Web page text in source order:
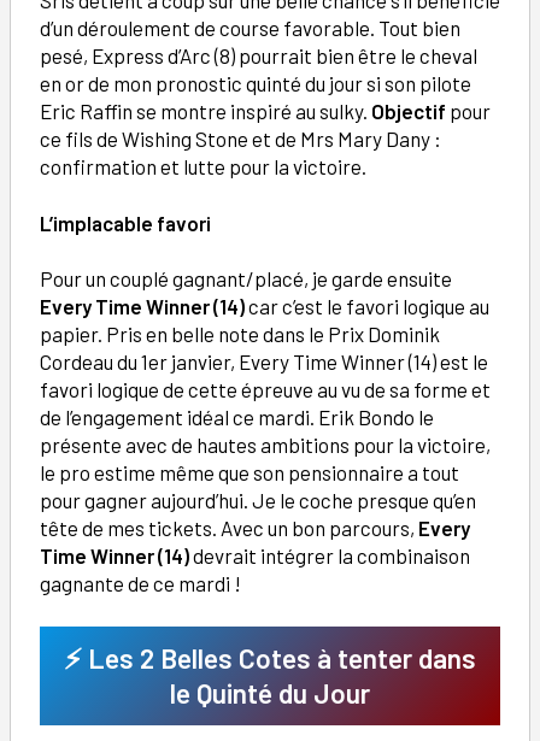
d’un déroulement de course favorable. Tout bien
pesé, Express d’Arc (8) pourrait bien être le cheval
en or de mon pronostic quinté du jour si son pilote
Eric Raffin se montre inspiré au sulky. Objectif pour
ce fils de Wishing Stone et de Mrs Mary Dany :
confirmation et lutte pour la victoire.
L’implacable favori
Pour un couplé gagnant/placé, je garde ensuite
Every Time Winner (14)car c’est le favori logique au
papier. Pris en belle note dans le Prix Dominik
Cordeau du 1er janvier, Every Time Winner (14) est le
favori logique de cette épreuve au vu de sa forme et
de l’engagement idéal ce mardi. Erik Bondo le
présente avec de hautes ambitions pour la victoire,
le pro estime même que son pensionnaire a tout
pour gagner aujourd’hui. Je le coche presque qu’en
tête de mes tickets. Avec un bon parcours, Every
Time Winner (14)devrait intégrer la combinaison
gagnante de ce mardi !
⚡ Les 2 Belles Cotes à tenter dans
le Quinté du Jour